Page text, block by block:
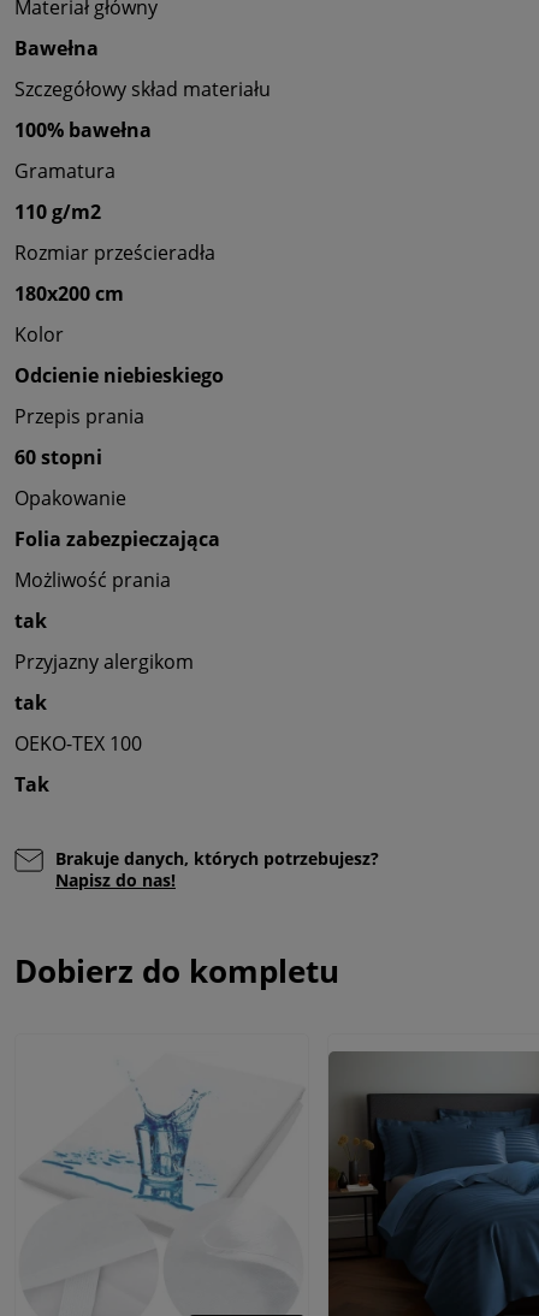
Materiał główny
Bawełna
Szczegółowy skład materiału
100% bawełna
Gramatura
110 g/m2
Rozmiar prześcieradła
180x200 cm
Kolor
Odcienie niebieskiego
Przepis prania
60 stopni
Opakowanie
Folia zabezpieczająca
Możliwość prania
tak
Przyjazny alergikom
tak
OEKO-TEX 100
Tak
Brakuje danych, których potrzebujesz?
Napisz do nas!
Dobierz do kompletu